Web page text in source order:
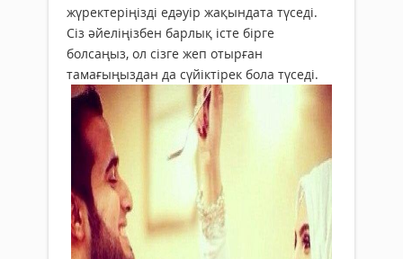
жүректеріңізді едәуір жақындата түседі.
Сіз әйеліңізбен барлық істе бірге
болсаңыз, ол сізге жеп отырған
тамағыңыздан да сүйіктірек бола түседі.